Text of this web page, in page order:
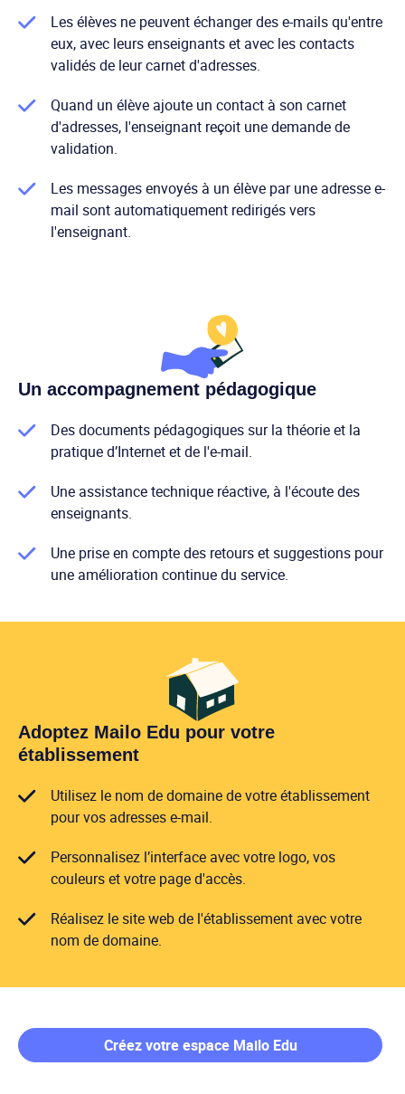
Les élèves ne peuvent échanger des e-mails qu'entre
eux, avec leurs enseignants et avec les contacts
validés de leur carnet d'adresses.
Quand un élève ajoute un contact à son carnet
d'adresses, l'enseignant reçoit une demande de
validation.
Les messages envoyés à un élève par une adresse e-
mail sont automatiquement redirigés vers
l'enseignant.
Un accompagnement pédagogique
Des documents pédagogiques sur la théorie et la
pratique d’Internet et de l'e-mail.
Une assistance technique réactive, à l'écoute des
enseignants.
Une prise en compte des retours et suggestions pour
une amélioration continue du service.
Adoptez Mailo Edu pour votre
établissement
Utilisez le nom de domaine de votre établissement
pour vos adresses e-mail.
Personnalisez l’interface avec votre logo, vos
couleurs et votre page d'accès.
Réalisez le site web de l'établissement avec votre
nom de domaine.
Créez votre espace Mailo Edu